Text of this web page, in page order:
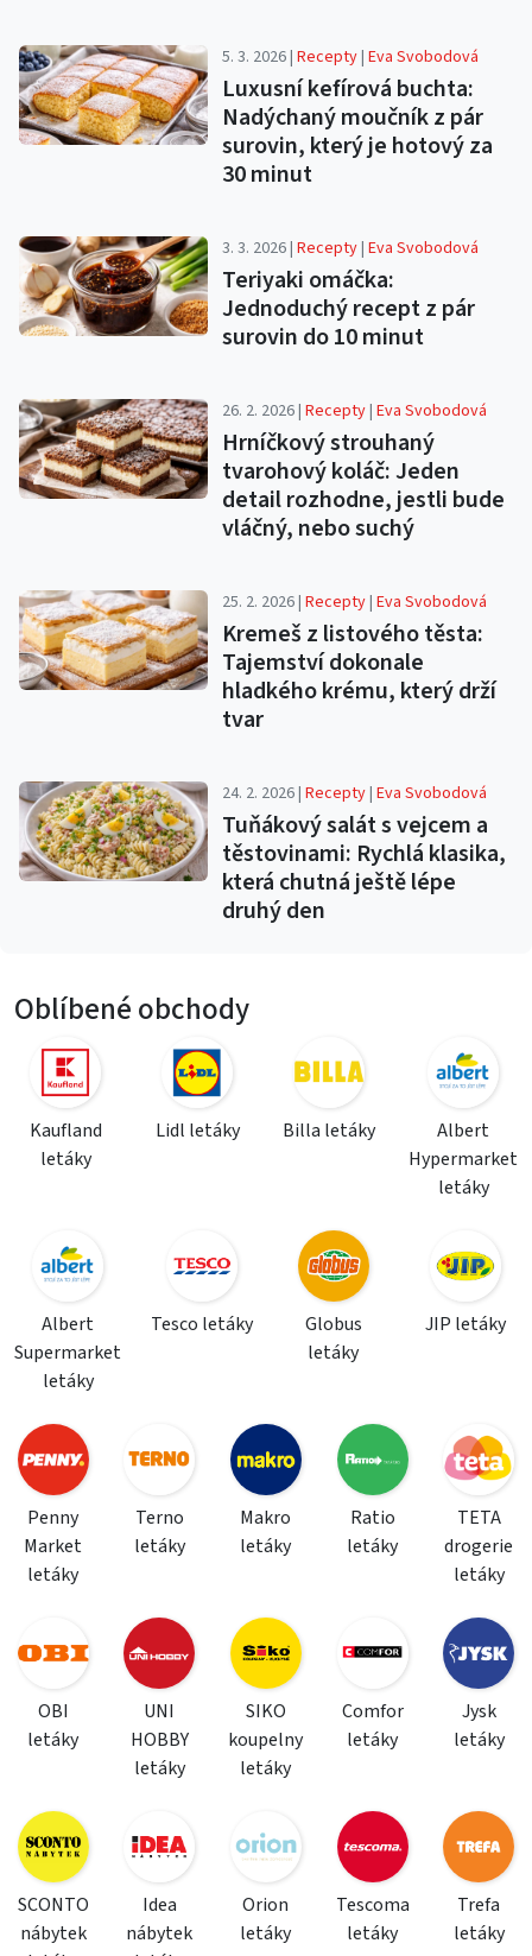
5. 3. 2026 |Recepty|Eva Svobodová
Luxusní kefírová buchta:
Nadýchaný moučník z pár
surovin, který je hotový za
30 minut
3. 3. 2026 |Recepty|Eva Svobodová
Teriyaki omáčka:
Jednoduchý recept z pár
surovin do 10 minut
26. 2. 2026 |Recepty|Eva Svobodová
Hrníčkový strouhaný
tvarohový koláč: Jeden
detail rozhodne, jestli bude
vláčný, nebo suchý
25. 2. 2026 |Recepty|Eva Svobodová
Kremeš z listového těsta:
Tajemství dokonale
hladkého krému, který drží
tvar
24. 2. 2026 |Recepty|Eva Svobodová
Tuňákový salát s vejcem a
těstovinami: Rychlá klasika,
která chutná ještě lépe
druhý den
Oblíbené obchody
Kaufland
letáky
Lidl letáky Billa letáky
Albert
Hypermarket
letáky
Albert
Supermarket
letáky
Tesco letáky
Globus
letáky
JIP letáky
Penny
Market
letáky
Terno
letáky
Makro
letáky
Ratio
letáky
TETA
drogerie
letáky
OBI
letáky
UNI
HOBBY
letáky
SIKO
koupelny
letáky
Comfor
letáky
Jysk
letáky
SCONTO
nábytek
Idea
nábytek
Orion
letáky
Tescoma
letáky
Trefa
letáky